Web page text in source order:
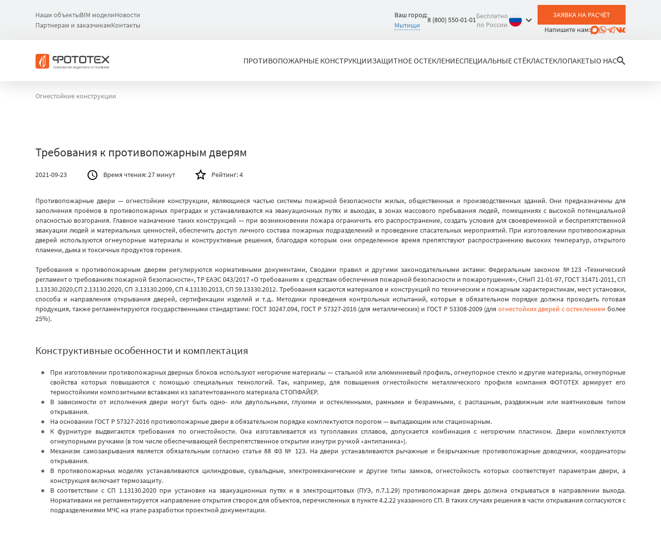
Наши объектыBIM моделиНовости
Партнерам и заказчикамКонтакты
Ваш город:
Мытищи
8 (800) 550-01-01Бесплатно
по России
ЗАЯВКА НА РАСЧЁТ
Напишите нам:
ПРОТИВОПОЖАРНЫЕ КОНСТРУКЦИИЗАЩИТНОЕ ОСТЕКЛЕНИЕСПЕЦИАЛЬНЫЕ СТЁКЛАСТЕКЛОПАКЕТЫО НАС
Огнестойкие конструкции
Требования к противопожарным дверям
2021-09-23 Время чтения:27 минут Рейтинг:4
Противопожарные двери — огнестойкие конструкции, являющиеся частью системы пожарной безопасности жилых, общественных и производственных зданий. Они предназначены для
заполнения проёмов в противопожарных преградах и устанавливаются на эвакуационных путях и выходах, в зонах массового пребывания людей, помещениях с высокой потенциальной
опасностью возгорания. Главное назначение таких конструкций — при возникновении пожара ограничить его распространение, создать условия для своевременной и беспрепятственной
эвакуации людей и материальных ценностей, обеспечить доступ личного состава пожарных подразделений и проведение спасательных мероприятий. При изготовлении противопожарных
дверей используются огнеупорные материалы и конструктивные решения, благодаря которым они определенное время препятствуют распространению высоких температур, открытого
пламени, дыма и токсичных продуктов горения.
Требования к противопожарным дверям регулируются нормативными документами, Сводами правил и другими законодательными актами:Федеральным законом №123 «Технический
регламент о требованиях пожарной безопасности», ТР ЕАЭС 043/2017 «О требованиях к средствам обеспечения пожарной безопасности и пожаротушения», СНиП 21-01-97, ГОСТ 31471-2011, СП
1.13130.2020,СП 2.13130.2020, СП 3.13130.2009, СП 4.13130.2013, СП 59.13330.2012. Требования касаются материалов и конструкций по техническим и пожарным характеристикам, мест установки,
способа и направления открывания дверей, сертификации изделий и т.д.. Методики проведения контрольных испытаний, которые в обязательном порядке должна проходить готовая
продукция, также регламентируются государственными стандартами: ГОСТ 30247.094, ГОСТ Р 57327-2016 (для металлических) и ГОСТ Р 53308-2009 (для огнестойких дверей с остеклением более
25%).
Конструктивные особенности и комплектация
При изготовлении противопожарных дверных блоков используют негорючие материалы — стальной или алюминиевый профиль, огнеупорное стекло и другие материалы, огнеупорные
свойства которых повышаются с помощью специальных технологий. Так, например, для повышения огнестойкости металлического профиля компания ФОТОТЕХ армирует его
термостойкими композитными вставками из запатентованного материала СТОПФАЙЕР.
В зависимости от исполнения двери могут быть одно- или двупольными, глухими и остекленными, рамными и безрамными, с распашным, раздвижным или маятниковым типом
открывания.
На основании ГОСТ Р 57327-2016 противопожарные двери в обязательном порядке комплектуются порогом — выпадающим или стационарным.
К фурнитуре выдвигаются требования по огнестойкости. Она изготавливается из тугоплавких сплавов, допускается комбинация с негорючим пластиком. Двери комплектуются
огнеупорными ручками (в том числе обеспечивающей беспрепятственное открытие изнутри ручкой «антипаника»).
Механизм самозакрывания является обязательным согласно статье 88 ФЗ № 123. На двери устанавливаются рычажные и безрычажные противопожарные доводчики, координаторы
открывания.
В противопожарных моделях устанавливаются цилиндровые, сувальдные, электромеханические и другие типы замков, огнестойкость которых соответствует параметрам двери, а
конструкция включает термозащиту.
В соответствии с СП 1.13130.2020 при установке на эвакуационных путях и в электрощитовых (ПУЭ, п.7.1.29) противопожарная дверь должна открываться в направлении выхода.
Нормативами не регламентируется направление открытия створок для объектов, перечисленных в пункте 4.2.22 указанного СП. В таких случаях решения в части открывания согласуются с
подразделениями МЧС на этапе разработки проектной документации.